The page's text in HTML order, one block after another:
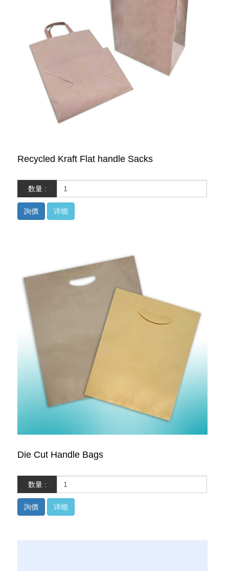
Recycled Kraft Flat handle Sacks
数量 :
詢價 详细
Die Cut Handle Bags
数量 :
詢價 详细